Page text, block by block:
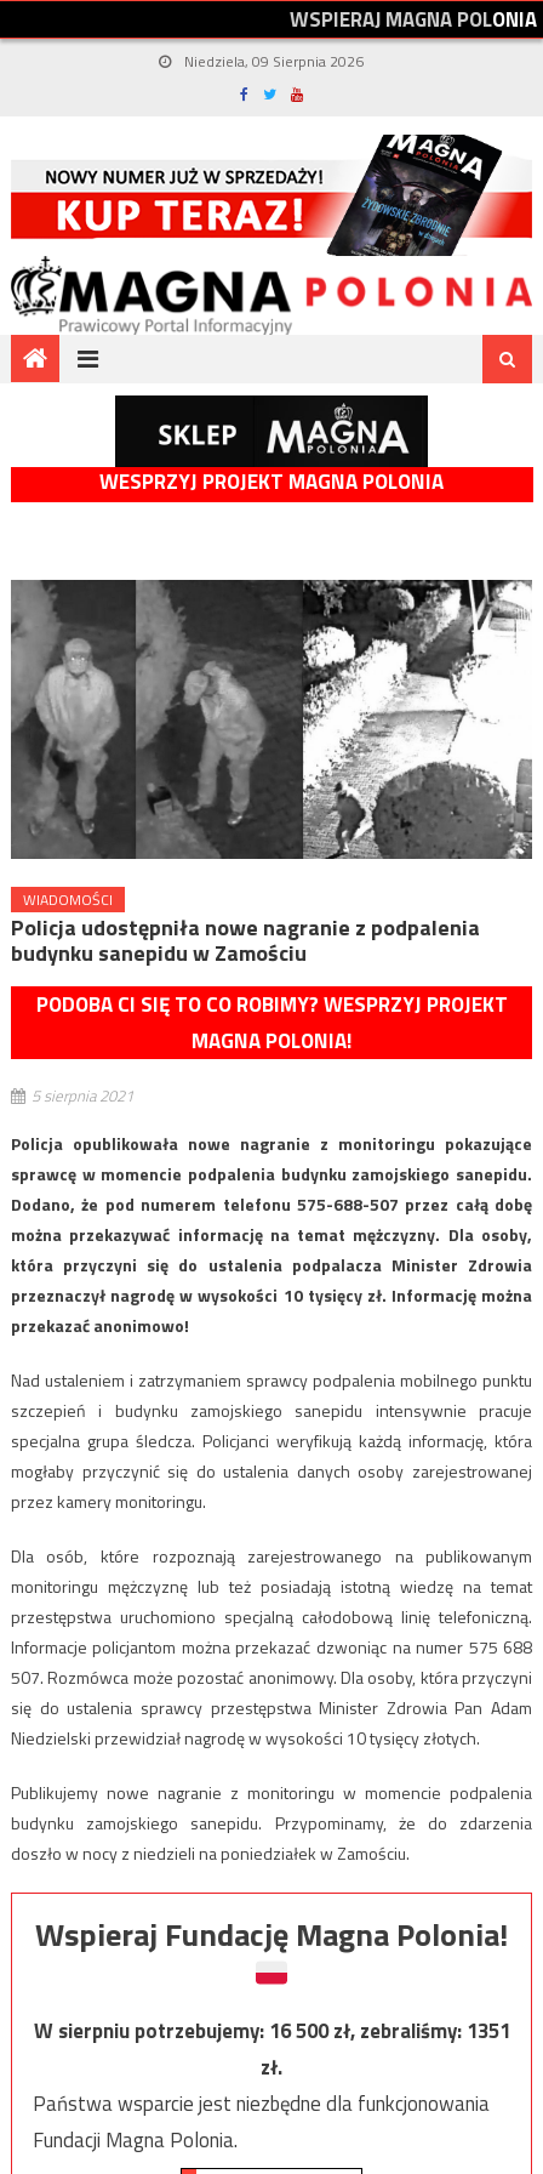
WSPIERAJMAGNAPOLONIA
Niedziela, 09 Sierpnia 2026
WESPRZYJ PROJEKT MAGNA POLONIA
WIADOMOŚCI
Policja udostępniła nowe nagranie z podpalenia
budynku sanepidu w Zamościu
PODOBA CI SIĘ TO CO ROBIMY? WESPRZYJ PROJEKT
MAGNA POLONIA!
5 sierpnia 2021
Policja opublikowała nowe nagranie z monitoringu pokazujące
sprawcę w momencie podpalenia budynku zamojskiego sanepidu.
Dodano, że pod numerem telefonu 575-688-507 przez całą dobę
można przekazywać informację na temat mężczyzny. Dla osoby,
która przyczyni się do ustalenia podpalacza Minister Zdrowia
przeznaczył nagrodę w wysokości 10 tysięcy zł. Informację można
przekazać anonimowo!
Nad ustaleniem i zatrzymaniem sprawcy podpalenia mobilnego punktu
szczepień i budynku zamojskiego sanepidu intensywnie pracuje
specjalna grupa śledcza. Policjanci weryfikują każdą informację, która
mogłaby przyczynić się do ustalenia danych osoby zarejestrowanej
przez kamery monitoringu.
Dla osób, które rozpoznają zarejestrowanego na publikowanym
monitoringu mężczyznę lub też posiadają istotną wiedzę na temat
przestępstwa uruchomiono specjalną całodobową linię telefoniczną.
Informacje policjantom można przekazać dzwoniąc na numer 575 688
507. Rozmówca może pozostać anonimowy. Dla osoby, która przyczyni
się do ustalenia sprawcy przestępstwa Minister Zdrowia Pan Adam
Niedzielski przewidział nagrodę w wysokości 10 tysięcy złotych.
Publikujemy nowe nagranie z monitoringu w momencie podpalenia
budynku zamojskiego sanepidu. Przypominamy, że do zdarzenia
doszło w nocy z niedzieli na poniedziałek w Zamościu.
Wspieraj Fundację Magna Polonia!
W sierpniu potrzebujemy:16 500zł, zebraliśmy:1351
zł.
Państwa wsparcie jest niezbędne dla funkcjonowania
Fundacji Magna Polonia.